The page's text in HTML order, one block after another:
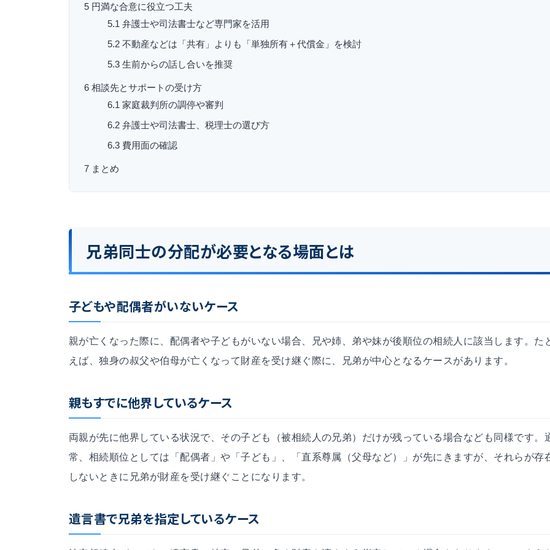
5 円満な合意に役立つ工夫
5.1 弁護士や司法書士など専門家を活用
5.2 不動産などは「共有」よりも「単独所有＋代償金」を検討
5.3 生前からの話し合いを推奨
6 相談先とサポートの受け方
6.1 家庭裁判所の調停や審判
6.2 弁護士や司法書士、税理士の選び方
6.3 費用面の確認
7 まとめ
兄弟同士の分配が必要となる場面とは
子どもや配偶者がいないケース
親が亡くなった際に、配偶者や子どもがいない場合、兄や姉、弟や妹が後順位の相続人に該当します。た
えば、独身の叔父や伯母が亡くなって財産を受け継ぐ際に、兄弟が中心となるケースがあります。
親もすでに他界しているケース
両親が先に他界している状況で、その子ども（被相続人の兄弟）だけが残っている場合なども同様です。
常、相続順位としては「配偶者」や「子ども」、「直系尊属（父母など）」が先にきますが、それらが存
しないときに兄弟が財産を受け継ぐことになります。
遺言書で兄弟を指定しているケース